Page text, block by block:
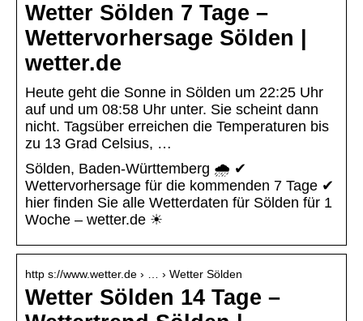
Wetter Sölden 7 Tage –
Wettervorhersage Sölden |
wetter.de
Heute geht die Sonne in Sölden um 22:25 Uhr
auf und um 08:58 Uhr unter. Sie scheint dann
nicht. Tagsüber erreichen die Temperaturen bis
zu 13 Grad Celsius, …
Sölden, Baden-Württemberg 🌧️ ✔
Wettervorhersage für die kommenden 7 Tage ✔
hier finden Sie alle Wetterdaten für Sölden für 1
Woche – wetter.de ☀
http s://www.wetter.de › … › Wetter Sölden
Wetter Sölden 14 Tage –